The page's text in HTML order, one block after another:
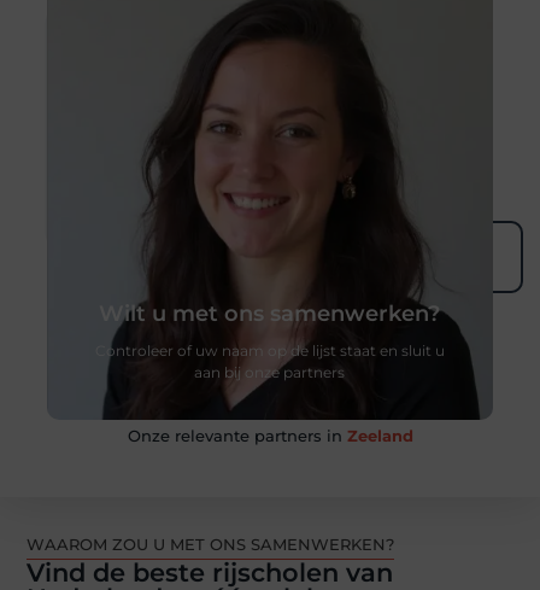
Wilt u met ons samenwerken?
Controleer of uw naam op de lijst staat en sluit u
aan bij onze partners
Kwaliteit ontmoet samenwerking
Onze relevante partners in Zeeland
WAAROM ZOU U MET ONS SAMENWERKEN?
Vind de beste rijscholen van